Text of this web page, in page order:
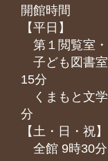
開館時間
【平日】
第１閲覧室
子ども図
15分
くまもと⽂
分
【土・日・祝】
全館 9時30